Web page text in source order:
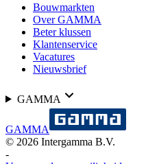
Bouwmarkten
Over GAMMA
Beter klussen
Klantenservice
Vacatures
Nieuwsbrief
GAMMA
GAMMA
© 2026 Intergamma B.V.
-